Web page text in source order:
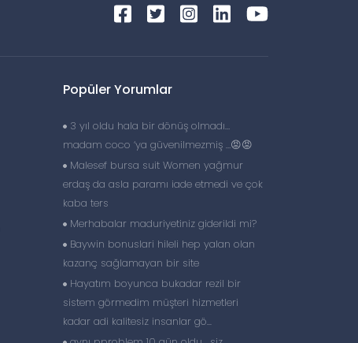
Popüler Yorumlar
3 yıl oldu hala bir dönüş olmadı…
madam coco ‘ya güvenilmezmiş …😡😡
Malesef bursa suit Women yağmur
erdaş da asla paramı iade etmedi ve çok
kaba ters
Merhabalar maduriyetiniz giderildi mi?
Baywin bonuslari hileli hep yalan olan
kazanç sağlamayan bir site
Hayatım boyunca bukadar rezil bir
sistem görmedim müşteri hizmetleri
kadar adi kalitesiz insanlar gö...